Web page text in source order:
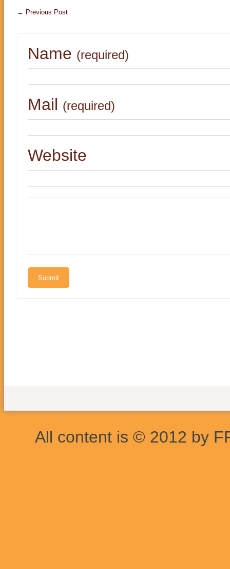
← Previous Post
Name (required)
Mail (required)
Website
All content is © 2012 by